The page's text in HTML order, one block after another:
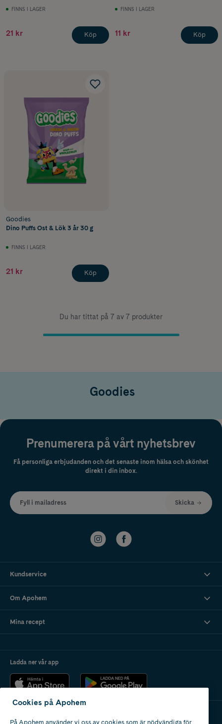
FINNS I LAGER
21 kr Köp
FINNS I LAGER
11 kr Köp
Goodies
Dino Puffs Ost & Lök 3 år 30 g
FINNS I LAGER
21 kr Köp
Du har tittat på 7 av 7 produkter
Goodies
Prenumerera på vårt nyhetsbrev
Få personliga erbjudanden och det senaste inom hälsa och skönhet
direkt i din inbox.
Fyll i mailadress Skicka
Kundservice
Om Apohem
Mina recept
Ladda ner vår app
Cookies på Apohem
På Apohem använder vi oss av cookies som är nödvändiga för